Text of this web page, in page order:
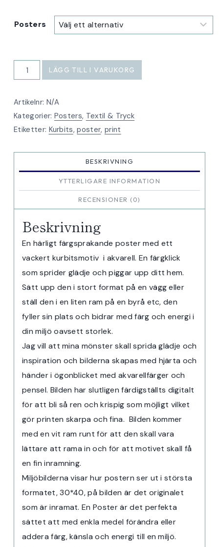
Posters
Poster
Hallonkurbits
mängd
LÄGG TILL I VARUKORG
Artikelnr: N/A
Kategorier: Posters, Textil & Tryck
Etiketter: Kurbits,poster, print
BESKRIVNING
YTTERLIGARE INFORMATION
RECENSIONER (0)
Beskrivning
En härligt färgsprakande poster med ett
vackert kurbitsmotiv i akvarell. En färgklick
som sprider glädje och piggar upp ditt hem.
Sätt upp den i stort format på en vägg eller
ställ den i en liten ram på en byrå etc, den
fyller sin plats och bidrar med färg och energi i
din miljö oavsett storlek.
Jag vill att mina mönster skall sprida glädje och
inspiration och bilderna skapas med hjärta och
händer i ögonblicket med akvarellfärger och
pensel. Bilden har slutligen färdigställts digitalt
för att bli så ren och krispig som möjligt vilket
gör printen skarpa och fina. Bilden kommer
med en vit ram runt för att den skall vara
lättare att rama in och för att motivet skall få
en fin inramning.
Miljöbilderna visar hur postern ser ut i största
formatet, 30*40, på bilden är det originalet
som är inramat. En Poster är det perfekta
sättet att med enkla medel förändra eller
addera färg, känsla och energi till en miljö.